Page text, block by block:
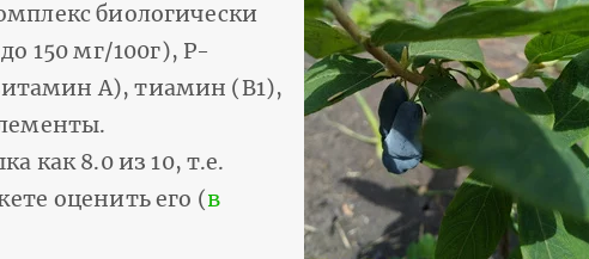
биологически
150 мг/100г), Р-
А), тиамин (В1),
как 8.0 из 10, т.е.
оценить его (в